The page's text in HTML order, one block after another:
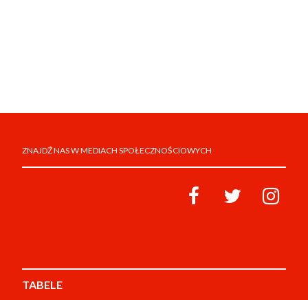
ZNAJDŹ NAS W MEDIACH SPOŁECZNOŚCIOWYCH
TABELE